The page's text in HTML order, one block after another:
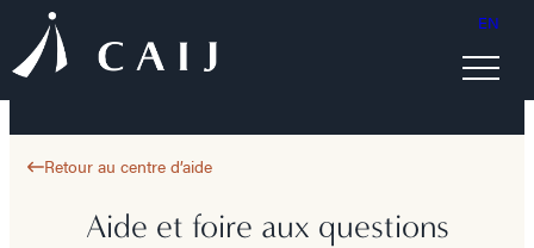
EN
Retour au centre d’aide
Aide et foire aux questions